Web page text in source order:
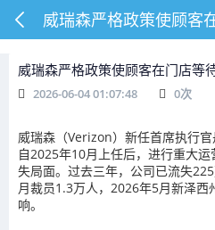
威瑞森严格政策使顾客
威瑞森严格政策使顾客在门店等
2026-06-04 01:07:48 0次
威瑞森（Verizon）新任首席执行
自2025年10月上任后，进行重大
失局面。过去三年，公司已流失
月裁员1.3万人，2026年5月新泽
响。